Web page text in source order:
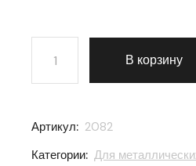
Количество товара Замок
В корзину
Артикул: 2082
Категории: Для